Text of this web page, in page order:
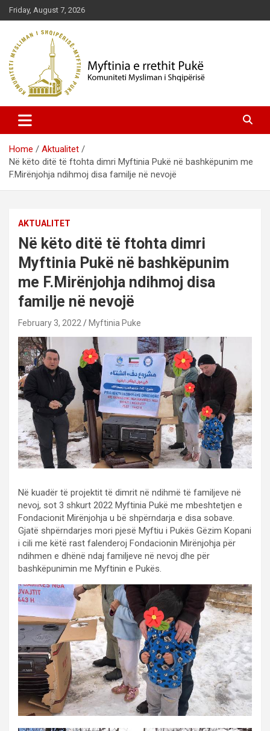
Skip
to
content
Friday, August 7, 2026
Myftinia Pukë | Faqja Zyrtare
Home
Aktualitet
Në këto ditë të ftohta dimri Myftinia Pukë në bashkëpunim me
F.Mirënjohja ndihmoj disa familje në nevojë
AKTUALITET
Në këto ditë të ftohta dimri
Myftinia Pukë në bashkëpunim
me F.Mirënjohja ndihmoj disa
familje në nevojë
February 3, 2022 Myftinia Puke
Në kuadër të projektit të dimrit në ndihmë të familjeve në
nevoj, sot 3 shkurt 2022 Myftinia Pukë me mbeshtetjen e
Fondacionit Mirënjohja u bë shpërndarja e disa sobave.
Gjatë shpërndarjes mori pjesë Myftiu i Pukës Gëzim Kopani
i cili me këtë rast falenderoj Fondacionin Mirënjohja për
ndihmen e dhënë ndaj familjeve në nevoj dhe për
bashkëpunimin me Myftinin e Pukës.